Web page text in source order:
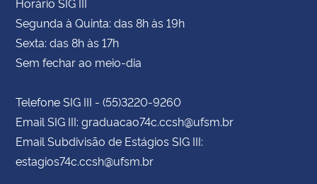
Segunda à Quinta: das 8h às 19h
Sexta: das 8h às 17h
Sem fechar ao meio-dia
Telefone SIG III - (55)3220-9260
Email SIG III: graduacao74c.ccsh@ufsm.br
Email Subdivisão de Estágios SIG III:
estagios74c.ccsh@ufsm.br